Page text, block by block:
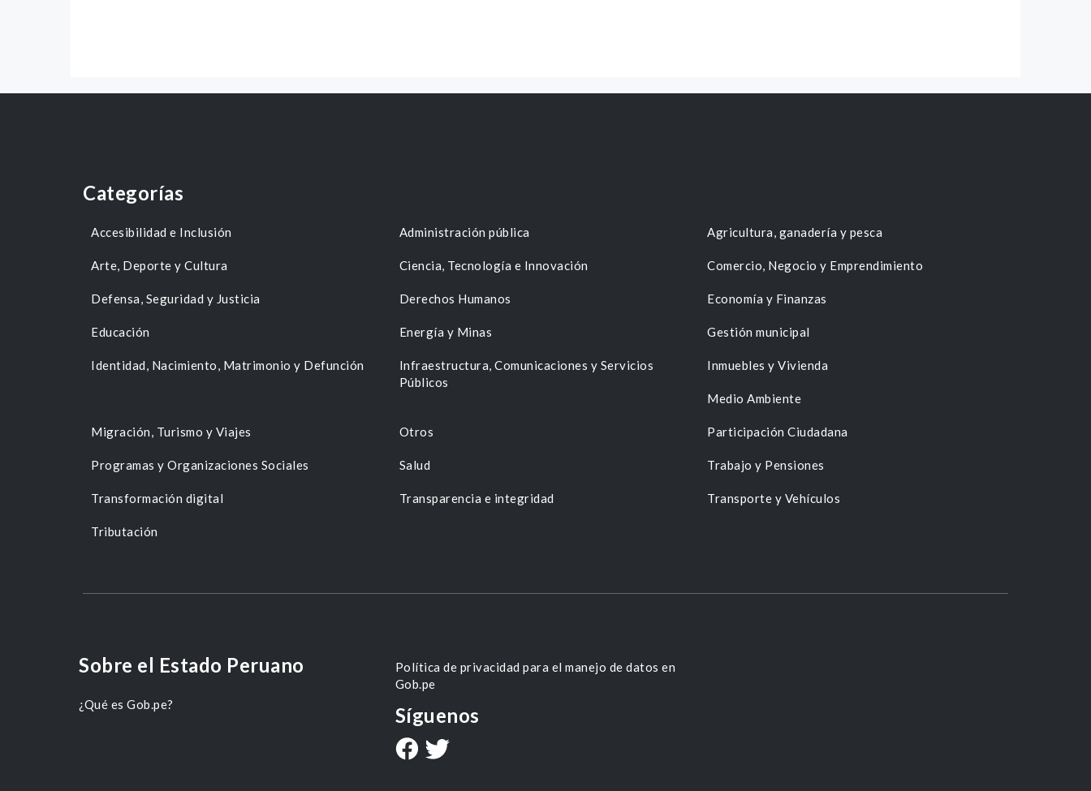
Categorías
Accesibilidad e Inclusión Administración pública Agricultura, ganadería y pesca
Arte, Deporte y Cultura Ciencia, Tecnología e Innovación Comercio, Negocio y Emprendimiento
Defensa, Seguridad y Justicia Derechos Humanos Economía y Finanzas
Educación Energía y Minas Gestión municipal
Identidad, Nacimiento, Matrimonio y Defunción
Infraestructura, Comunicaciones y Servicios
Públicos
Inmuebles y Vivienda
Medio Ambiente
Migración, Turismo y Viajes Otros Participación Ciudadana
Programas y Organizaciones Sociales Salud Trabajo y Pensiones
Transformación digital Transparencia e integridad Transporte y Vehículos
Tributación
Sobre el Estado Peruano
¿Qué es Gob.pe?
Política de privacidad para el manejo de datos en
Gob.pe
Síguenos